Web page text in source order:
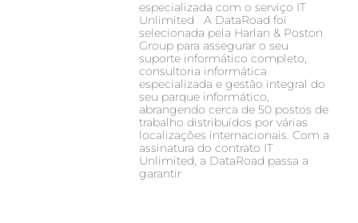
especializada com o serviço IT
Unlimited A DataRoad foi
selecionada pela Harlan & Poston
Group para assegurar o seu
suporte informático completo,
consultoria informática
especializada e gestão integral do
seu parque informático,
abrangendo cerca de 50 postos de
trabalho distribuídos por várias
localizações internacionais. Com a
assinatura do contrato IT
Unlimited, a DataRoad passa a
garantir